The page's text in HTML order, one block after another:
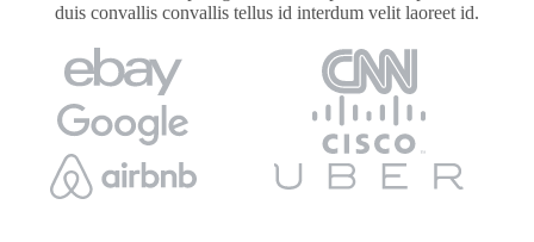
duis convallis convallis tellus id interdum velit laoreet id.